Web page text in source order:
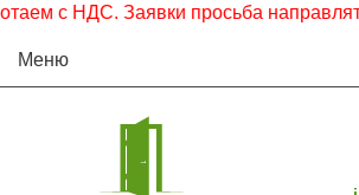
с НДС. Заявки просьба направлять
Меню